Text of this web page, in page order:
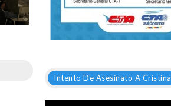
Intento De Asesinato A Cristina